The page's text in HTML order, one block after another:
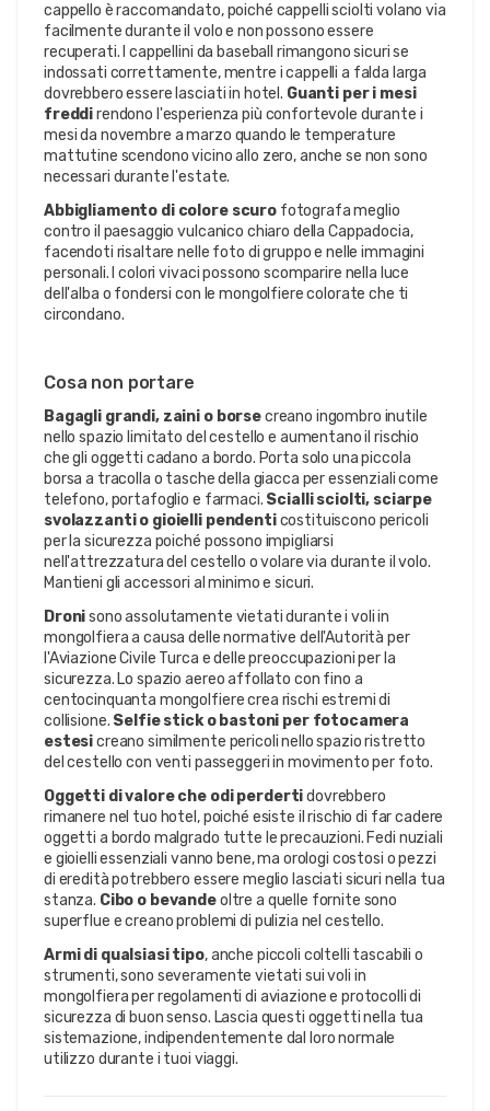
cappello è raccomandato, poiché cappelli sciolti volano via
facilmente durante il volo e non possono essere
recuperati. I cappellini da baseball rimangono sicuri se
indossati correttamente, mentre i cappelli a falda larga
dovrebbero essere lasciati in hotel. Guanti per i mesi
freddirendono l'esperienza più confortevole durante i
mesi da novembre a marzo quando le temperature
mattutine scendono vicino allo zero, anche se non sono
necessari durante l'estate.
Abbigliamento di colore scurofotografa meglio
contro il paesaggio vulcanico chiaro della Cappadocia,
facendoti risaltare nelle foto di gruppo e nelle immagini
personali. I colori vivaci possono scomparire nella luce
dell'alba o fondersi con le mongolfiere colorate che ti
circondano.
Cosa non portare
Bagagli grandi, zaini o borsecreano ingombro inutile
nello spazio limitato del cestello e aumentano il rischio
che gli oggetti cadano a bordo. Porta solo una piccola
borsa a tracolla o tasche della giacca per essenziali come
telefono, portafoglio e farmaci. Scialli sciolti, sciarpe
svolazzanti o gioielli pendenticostituiscono pericoli
per la sicurezza poiché possono impigliarsi
nell'attrezzatura del cestello o volare via durante il volo.
Mantieni gli accessori al minimo e sicuri.
Dronisono assolutamente vietati durante i voli in
mongolfiera a causa delle normative dell'Autorità per
l'Aviazione Civile Turca e delle preoccupazioni per la
sicurezza. Lo spazio aereo affollato con fino a
centocinquanta mongolfiere crea rischi estremi di
collisione. Selfie stick o bastoni per fotocamera
estesicreano similmente pericoli nello spazio ristretto
del cestello con venti passeggeri in movimento per foto.
Oggetti di valore che odi perdertidovrebbero
rimanere nel tuo hotel, poiché esiste il rischio di far cadere
oggetti a bordo malgrado tutte le precauzioni. Fedi nuziali
e gioielli essenziali vanno bene, ma orologi costosi o pezzi
di eredità potrebbero essere meglio lasciati sicuri nella tua
stanza. Cibo o bevandeoltre a quelle fornite sono
superflue e creano problemi di pulizia nel cestello.
Armi di qualsiasi tipo, anche piccoli coltelli tascabili o
strumenti, sono severamente vietati sui voli in
mongolfiera per regolamenti di aviazione e protocolli di
sicurezza di buon senso. Lascia questi oggetti nella tua
sistemazione, indipendentemente dal loro normale
utilizzo durante i tuoi viaggi.